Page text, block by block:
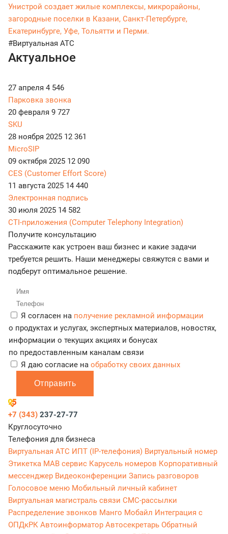
Унистрой создает жилые комплексы, микрорайоны,
загородные поселки в Казани, Санкт-Петербурге,
Екатеринбурге, Уфе, Тольятти и Перми.
#Виртуальная АТС
Актуальное
27 апреля 4 546
Парковка звонка
20 февраля 9 727
SKU
28 ноября 2025 12 361
MicroSIP
09 октября 2025 12 090
CES (Customer Effort Score)
11 августа 2025 14 440
Электронная подпись
30 июля 2025 14 582
CTI-приложения (Computer Telephony Integration)
Получите консультацию
Расскажите как устроен ваш бизнес и какие задачи
требуется решить. Наши менеджеры свяжутся с вами и
подберут оптимальное решение.
Я согласен на получение рекламной информации
о продуктах и услугах, экспертных материалов, новостях,
информации о текущих акциях и бонусах
по предоставленным каналам связи
Я даю согласие на обработку своих данных
Отправить
+7 (343) 237-27-77
Круглосуточно
Телефония для бизнеса
Виртуальная АТС ИПТ (IP-телефония) Виртуальный номер
Этикетка МАВ сервис Карусель номеров Корпоративный
мессенджер Видеоконференции Запись разговоров
Голосовое меню Мобильный личный кабинет
Виртуальная магистраль связи СМС-рассылки
Распределение звонков Манго Мобайл Интеграция с
ОПДкРК Автоинформатор Автосекретарь Обратный